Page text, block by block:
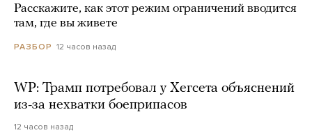
Расскажите, как этот режим ограничений вводится
там, где вы живете
РАЗБОР 12 часов назад
WP: Трамп потребовал у Хегсета объяснений
из-за нехватки боеприпасов
12 часов назад